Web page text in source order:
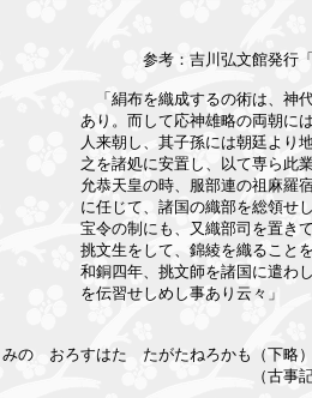
文館発行「古事
るの術は、神代の時
雄略の両朝には、外
には朝廷より地を賜
、以て専ら此業を営
部連の祖麻羅宿禰を
織部を総領せしめら
織部司を置きて、挑
綾を織ることを掌ら
を諸国に遣わして、
あり云々」　　　　
の　おろすはた　たがたねろかも（下略
　下仁